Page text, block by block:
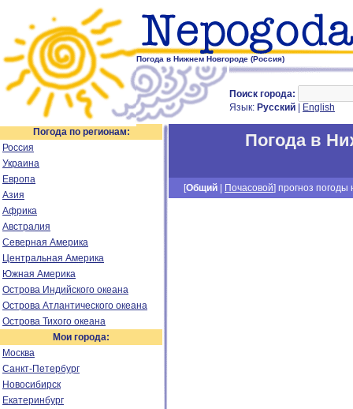
Погода в Нижнем Новгороде (Россия)
Поиск города:
Язык: Русский English
Погода по регионам:
Россия
Украина
Европа
Азия
Африка
Австралия
Северная Америка
Центральная Америка
Южная Америка
Острова Индийского океана
Острова Атлантического океана
Острова Тихого океана
Мои города:
Москва
Санкт-Петербург
Новосибирск
Екатеринбург
Погода в
[Общий Почасовой] прогноз погоды